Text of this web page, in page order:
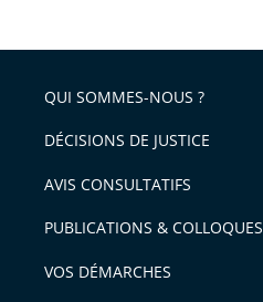
QUI SOMMES-NOUS ?
DÉCISIONS DE JUSTICE
AVIS CONSULTATIFS
PUBLICATIONS & COLLOQUES
VOS DÉMARCHES